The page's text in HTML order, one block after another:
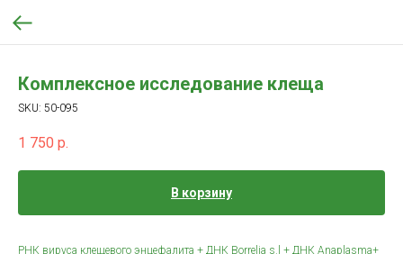
Комплексное исследование клеща
SKU: 50-095
1 750 р.
В корзину
РНК вируса клещевого энцефалита + ДНК Borrelia s.l + ДНК Anaplasma+